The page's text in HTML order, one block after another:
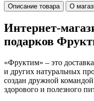
Описание товара О
Интернет-
подарков
«Фруктим» – это
и других натуральных
создан дружной
здорового и полезного